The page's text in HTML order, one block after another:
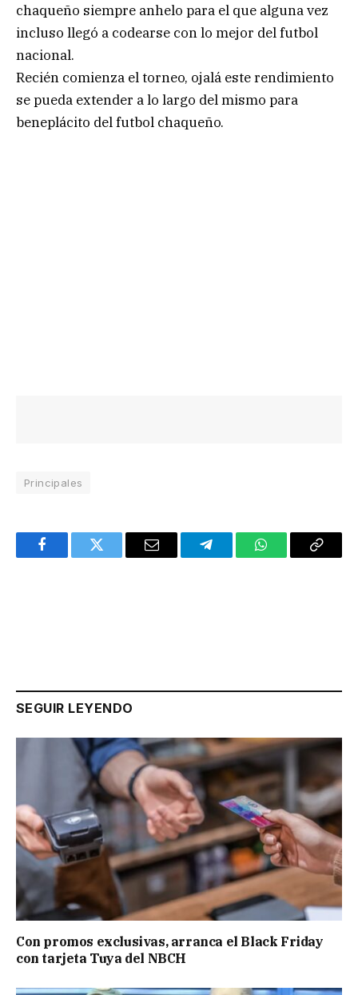
chaqueño siempre anhelo para el que alguna vez
incluso llegó a codearse con lo mejor del futbol
nacional.
Recién comienza el torneo, ojalá este rendimiento
se pueda extender a lo largo del mismo para
beneplácito del futbol chaqueño.
Principales
FacebookTwitter Email TelegramWhatsAppCopy
SEGUIR LEYENDO
Con promos exclusivas, arranca el Black Friday
con tarjeta Tuya del NBCH